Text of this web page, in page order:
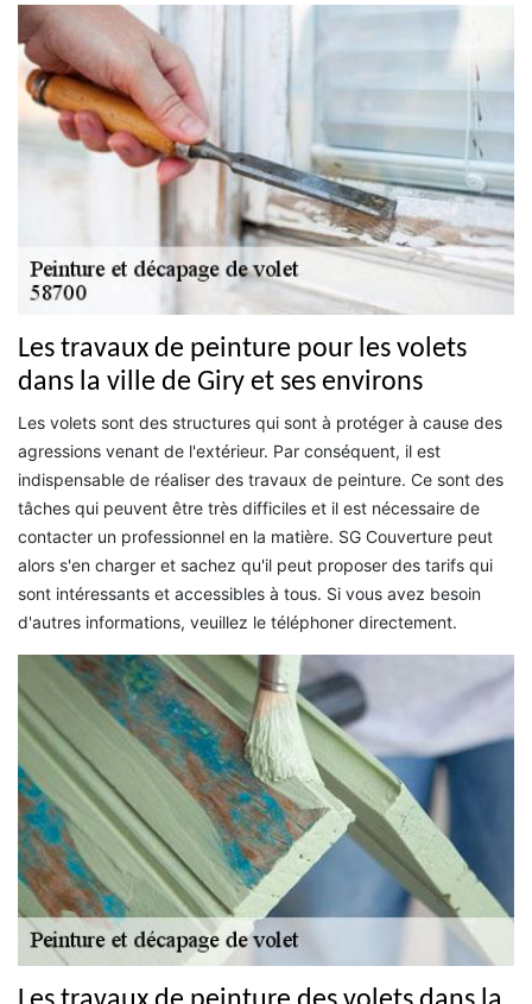
Les travaux de peinture pour les volets
dans la ville de Giry et ses environs
Les volets sont des structures qui sont à protéger à cause des
agressions venant de l'extérieur. Par conséquent, il est
indispensable de réaliser des travaux de peinture. Ce sont des
tâches qui peuvent être très difficiles et il est nécessaire de
contacter un professionnel en la matière. SG Couverture peut
alors s'en charger et sachez qu'il peut proposer des tarifs qui
sont intéressants et accessibles à tous. Si vous avez besoin
d'autres informations, veuillez le téléphoner directement.